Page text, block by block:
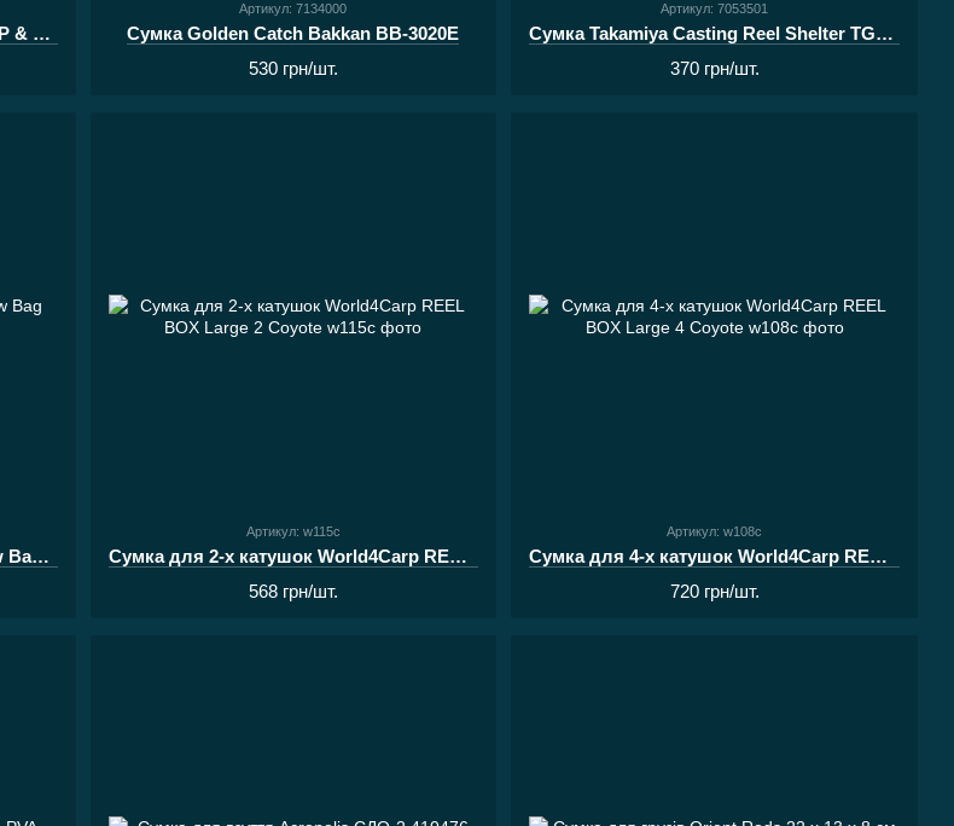
Стяжки для вудлищ Orient Rods TIP & BUTT PROTECTORS
Артикул: 7134000
Сумка Golden Catch Bakkan ВВ-3020E
530 грн/шт.
Артикул: 7053501
Сумка Takamiya Casting Reel Shelter TG-1661 M
370 грн/шт.
Сумка Trakker NXG Compact Barrow Bag (40х37х65см)
Артикул: w115c
Сумка для 2-х катушок World4Carp REEL BOX Large 2 Coyote
568 грн/шт.
Артикул: w108c
Сумка для 4-х катушок World4Carp REEL BOX Large 4 Coyote
720 грн/шт.